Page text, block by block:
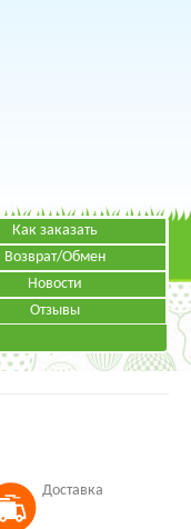
Как заказать
Возврат/Обмен
Новости
Отзывы
Доставка